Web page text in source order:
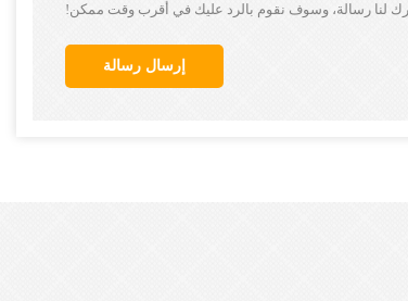
ترك لنا رسالة، وسوف نقوم بالرد عليك في أقرب وقت ممكن!
إرسال رسالة